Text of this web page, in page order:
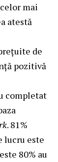
mai
atestă
de
pozitivă
completat
. 81%
lucru este
80% au